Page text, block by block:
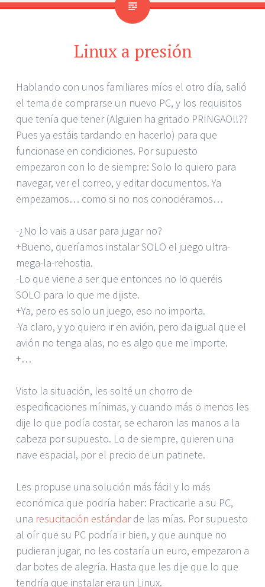
Linux a presión
Hablando con unos familiares míos el otro día, salió
el tema de comprarse un nuevo PC, y los requisitos
que tenía que tener (Alguien ha gritado PRINGAO!!??
Pues ya estáis tardando en hacerlo) para que
funcionase en condiciones. Por supuesto
empezaron con lo de siempre: Solo lo quiero para
navegar, ver el correo, y editar documentos. Ya
empezamos… como si no nos conociéramos…
-¿No lo vais a usar para jugar no?
+Bueno, queríamos instalar SOLO el juego ultra-
mega-la-rehostia.
-Lo que viene a ser que entonces no lo queréis
SOLO para lo que me dijiste.
+Ya, pero es solo un juego, eso no importa.
-Ya claro, y yo quiero ir en avión, pero da igual que el
avión no tenga alas, no es algo que me importe.
+…
Visto la situación, les solté un chorro de
especificaciones mínimas, y cuando más o menos les
dije lo que podía costar, se echaron las manos a la
cabeza por supuesto. Lo de siempre, quieren una
nave espacial, por el precio de un patinete.
Les propuse una solución más fácil y lo más
económica que podría haber: Practicarle a su PC,
una resucitación estándarde las mías. Por supuesto
al oír que su PC podría ir bien, y que aunque no
pudieran jugar, no les costaría un euro, empezaron a
dar botes de alegría. Hasta que les dije que lo que
tendría que instalar era un Linux.